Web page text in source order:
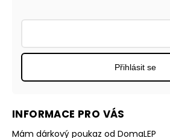
INFORMACE PRO VÁS
Mám dárkový poukaz od DomaLEP
Přihlásit se